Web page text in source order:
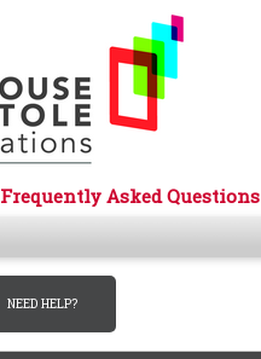
Frequently Asked Questions
NEED HELP?